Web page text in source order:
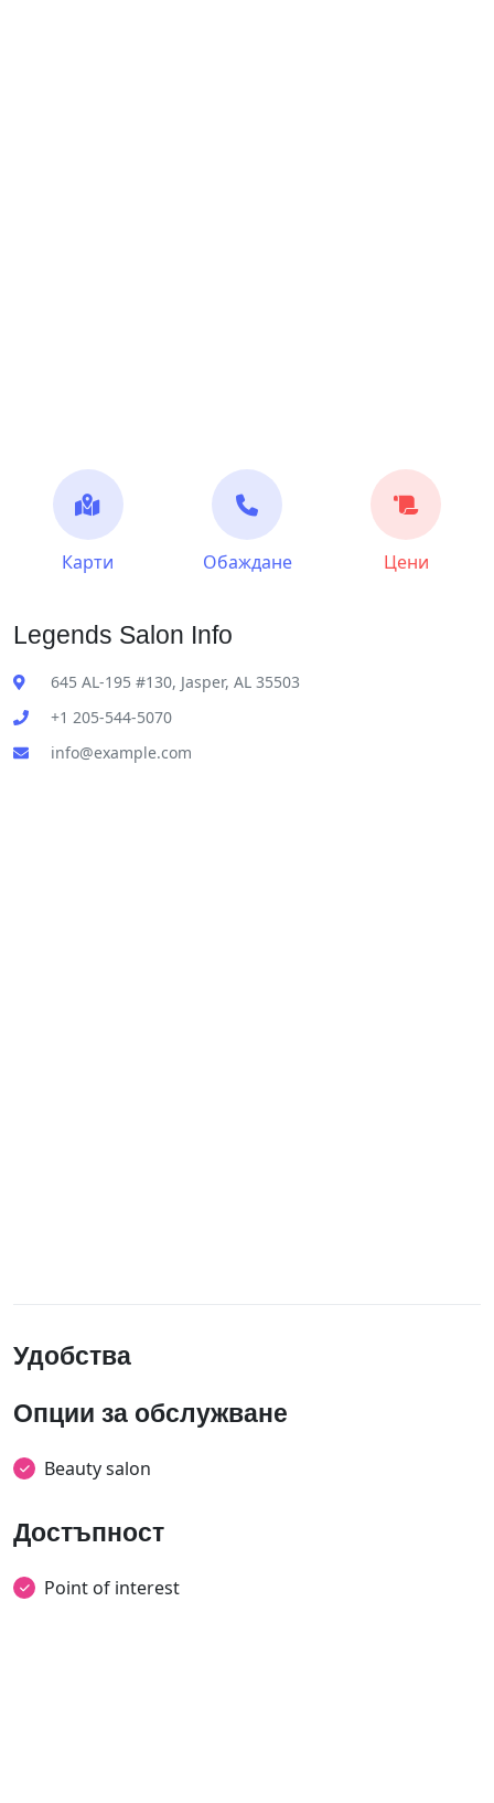
Карти Обаждане Цени
Legends Salon Info
645 AL-195 #130, Jasper, AL 35503
+1 205-544-5070
info@example.com
Удобства
Опции за обслужване
Beauty salon
Достъпност
Point of interest